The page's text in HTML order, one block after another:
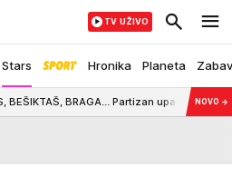
Stars Hronika Planeta
TV UŽIVO
BRAGA... Partizan upao u odabranoNOVO →